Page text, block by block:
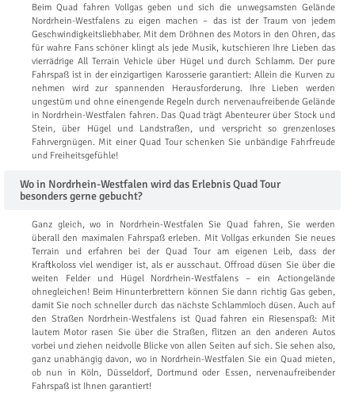
Beim Quad fahren Vollgas geben und sich die unwegsamsten Gelände
Nordrhein-Westfalens zu eigen machen – das ist der Traum von jedem
Geschwindigkeitsliebhaber. Mit dem Dröhnen des Motors in den Ohren, das
für wahre Fans schöner klingt als jede Musik, kutschieren Ihre Lieben das
vierrädrige All Terrain Vehicle über Hügel und durch Schlamm. Der pure
Fahrspaß ist in der einzigartigen Karosserie garantiert: Allein die Kurven zu
nehmen wird zur spannenden Herausforderung. Ihre Lieben werden
ungestüm und ohne einengende Regeln durch nervenaufreibende Gelände
in Nordrhein-Westfalen fahren. Das Quad trägt Abenteurer über Stock und
Stein, über Hügel und Landstraßen, und verspricht so grenzenloses
Fahrvergnügen. Mit einer Quad Tour schenken Sie unbändige Fahrfreude
und Freiheitsgefühle!
Wo in Nordrhein-Westfalen wird das Erlebnis Quad Tour
besonders gerne gebucht?
Ganz gleich, wo in Nordrhein-Westfalen Sie Quad fahren, Sie werden
überall den maximalen Fahrspaß erleben. Mit Vollgas erkunden Sie neues
Terrain und erfahren bei der Quad Tour am eigenen Leib, dass der
Kraftkoloss viel wendiger ist, als er ausschaut. Offroad düsen Sie über die
weiten Felder und Hügel Nordrhein-Westfalens – ein Actiongelände
ohnegleichen! Beim Hinunterbrettern können Sie dann richtig Gas geben,
damit Sie noch schneller durch das nächste Schlammloch düsen. Auch auf
den Straßen Nordrhein-Westfalens ist Quad fahren ein Riesenspaß: Mit
lautem Motor rasen Sie über die Straßen, flitzen an den anderen Autos
vorbei und ziehen neidvolle Blicke von allen Seiten auf sich. Sie sehen also,
ganz unabhängig davon, wo in Nordrhein-Westfalen Sie ein Quad mieten,
ob nun in Köln, Düsseldorf, Dortmund oder Essen, nervenaufreibender
Fahrspaß ist Ihnen garantiert!